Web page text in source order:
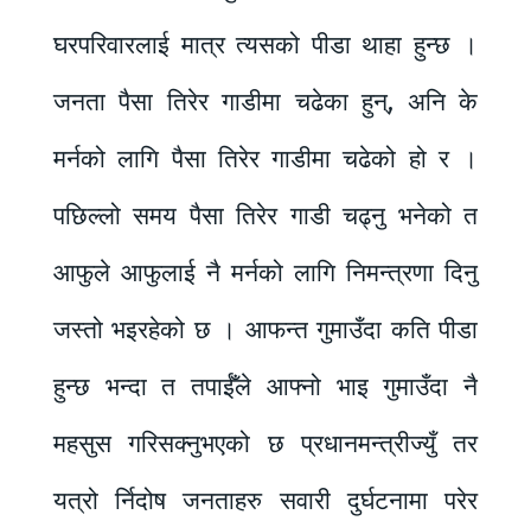
घरपरिवारलाई मात्र त्यसको पीडा थाहा हुन्छ ।
जनता पैसा तिरेर गाडीमा चढेका हुन्, अनि के
मर्नको लागि पैसा तिरेर गाडीमा चढेको हो र ।
पछिल्लो समय पैसा तिरेर गाडी चढ्नु भनेको त
आफुले आफुलाई नै मर्नको लागि निमन्त्रणा दिनु
जस्तो भइरहेको छ । आफन्त गुमाउँदा कति पीडा
हुन्छ भन्दा त तपाईँले आफ्नो भाइ गुमाउँदा नै
महसुस गरिसक्नुभएको छ प्रधानमन्त्रीज्युँ तर
यत्रो र्निदोष जनताहरु सवारी दुर्घटनामा परेर